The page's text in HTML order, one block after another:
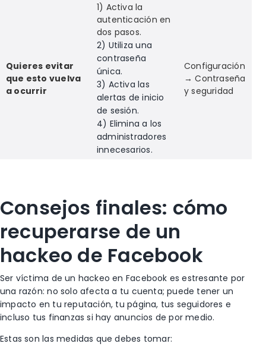
Quieres evitar
que esto vuelva
a ocurrir
1) Activa la
autenticación en
dos pasos.
2) Utiliza una
contraseña
única.
3) Activa las
alertas de inicio
de sesión.
4) Elimina a los
administradores
innecesarios.
Configuración
→ Contraseña
y seguridad
Consejos finales: cómo
recuperarse de un
hackeo de Facebook
Ser víctima de un hackeo en Facebook es estresante por
una razón: no solo afecta a tu cuenta; puede tener un
impacto en tu reputación, tu página, tus seguidores e
incluso tus finanzas si hay anuncios de por medio.
Estas son las medidas que debes tomar: